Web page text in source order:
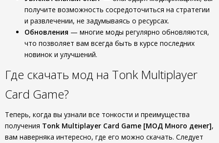
получите возможность сосредоточиться на стратегии
и развлечении, не задумываясь о ресурсах.
Обновления — многие моды регулярно обновляются,
что позволяет вам всегда быть в курсе последних
новинок и улучшений.
Где скачать мод на Tonk Multiplayer
Card Game?
Теперь, когда вы узнали все тонкости и преимущества
получения Tonk Multiplayer Card Game [МОД Много денег],
вам наверняка интересно, где его можно скачать. Следует